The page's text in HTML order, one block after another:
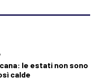
le estati non sono
calde